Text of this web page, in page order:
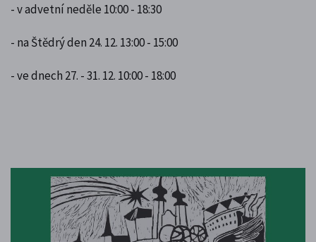
- v advetní neděle 10:00 - 18:30
- na Štědrý den 24. 12. 13:00 - 15:00
- ve dnech 27. - 31. 12. 10:00 - 18:00